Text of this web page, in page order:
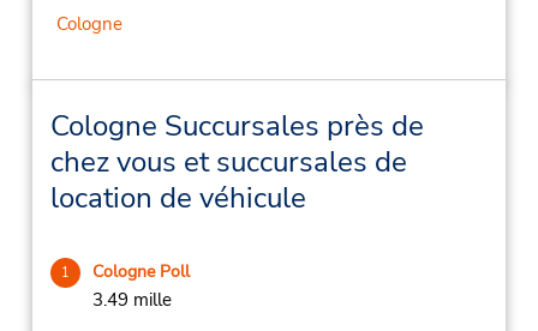
Cologne
Cologne Succursales près de
chez vous et succursales de
location de véhicule
1 Cologne Poll
3.49 mille